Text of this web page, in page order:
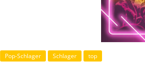
Pop-Schlager Schlager top